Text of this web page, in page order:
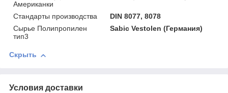
Американки
Стандарты производства
DIN 8077, 8078
Сырье Полипропилен
тип3
Sabic Vestolen (Германия)
Скрыть
Условия доставки